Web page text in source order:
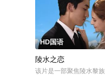
HD国语
陵水之恋
该片是一部聚焦陵水黎